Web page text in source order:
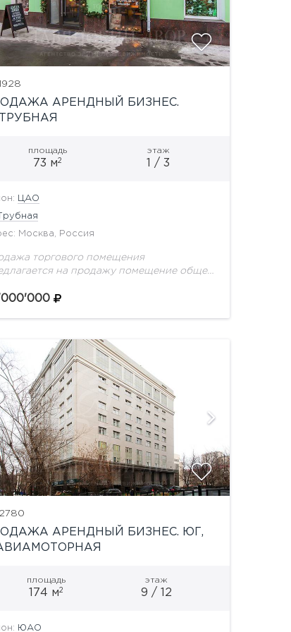
АРЕНДНЫЙ БИЗНЕС.
площадь
73 м2
этаж
1 / 3
ЦАО
Трубная
Москва, Россия
торгового помещения
на продажу помещение общей
м. Электрическая мощность 50 кВт.
АРЕНДНЫЙ БИЗНЕС. ЮГ,
площадь
174 м2
этаж
9 / 12
ЮАО